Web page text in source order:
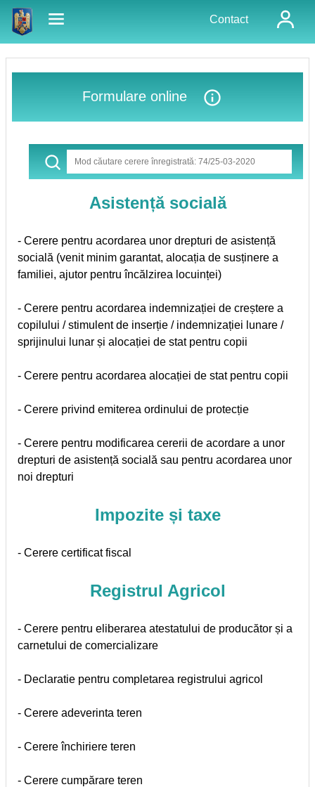
Contact
Formulare online
Asistență socială
- Cerere pentru acordarea unor drepturi de asistență
socială (venit minim garantat, alocația de susținere a
familiei, ajutor pentru încălzirea locuinței)
- Cerere pentru acordarea indemnizației de creștere a
copilului / stimulent de inserție / indemnizației lunare /
sprijinului lunar și alocației de stat pentru copii
- Cerere pentru acordarea alocației de stat pentru copii
- Cerere privind emiterea ordinului de protecție
- Cerere pentru modificarea cererii de acordare a unor
drepturi de asistență socială sau pentru acordarea unor
noi drepturi
Impozite și taxe
- Cerere certificat fiscal
Registrul Agricol
- Cerere pentru eliberarea atestatului de producător și a
carnetului de comercializare
- Declaratie pentru completarea registrului agricol
- Cerere adeverinta teren
- Cerere închiriere teren
- Cerere cumpărare teren